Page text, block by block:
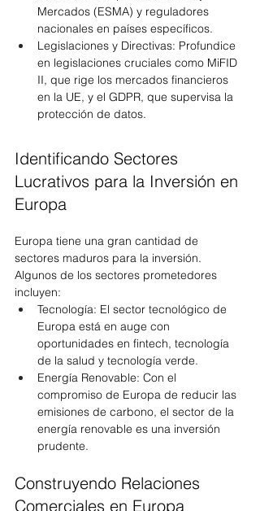
Mercados (ESMA) y reguladores
nacionales en países específicos.
Legislaciones y Directivas: Profundice
en legislaciones cruciales como MiFID
II, que rige los mercados financieros
en la UE, y el GDPR, que supervisa la
protección de datos.
Identificando Sectores
Lucrativos para la Inversión en
Europa
Europa tiene una gran cantidad de
sectores maduros para la inversión.
Algunos de los sectores prometedores
incluyen:
Tecnología: El sector tecnológico de
Europa está en auge con
oportunidades en fintech, tecnología
de la salud y tecnología verde.
Energía Renovable: Con el
compromiso de Europa de reducir las
emisiones de carbono, el sector de la
energía renovable es una inversión
prudente.
Construyendo Relaciones
Comerciales en Europa